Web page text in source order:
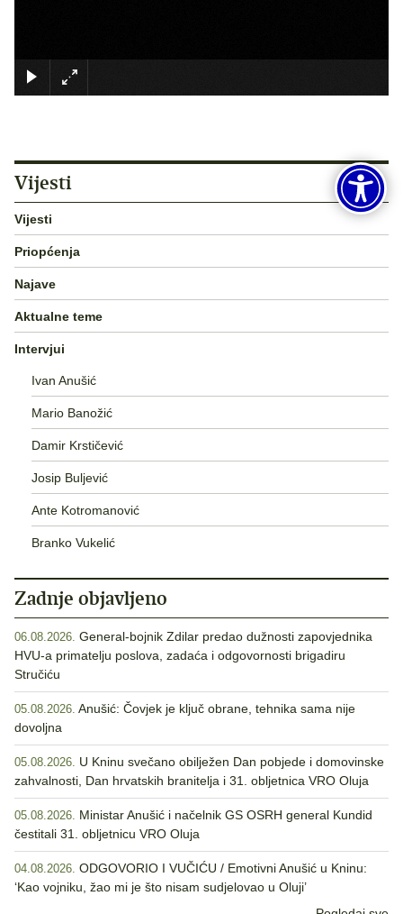
Vijesti
Vijesti
Priopćenja
Najave
Aktualne teme
Intervjui
Ivan Anušić
Mario Banožić
Damir Krstičević
Josip Buljević
Ante Kotromanović
Branko Vukelić
Zadnje objavljeno
06.08.2026. General-bojnik Zdilar predao dužnosti zapovjednika
HVU-a primatelju poslova, zadaća i odgovornosti brigadiru
Stručiću
05.08.2026. Anušić: Čovjek je ključ obrane, tehnika sama nije
dovoljna
05.08.2026. U Kninu svečano obilježen Dan pobjede i domovinske
zahvalnosti, Dan hrvatskih branitelja i 31. obljetnica VRO Oluja
05.08.2026. Ministar Anušić i načelnik GS OSRH general Kundid
čestitali 31. obljetnicu VRO Oluja
04.08.2026. ODGOVORIO I VUČIĆU / Emotivni Anušić u Kninu:
‘Kao vojniku, žao mi je što nisam sudjelovao u Oluji’